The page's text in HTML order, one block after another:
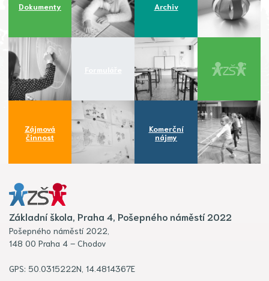
Dokumenty Archiv
Zájmová
činnost
Komerční
nájmy
Základní škola, Praha 4, Pošepného náměstí 2022
Pošepného náměstí 2022,
148 00 Praha 4 – Chodov
GPS: 50.0315222N, 14.4814367E